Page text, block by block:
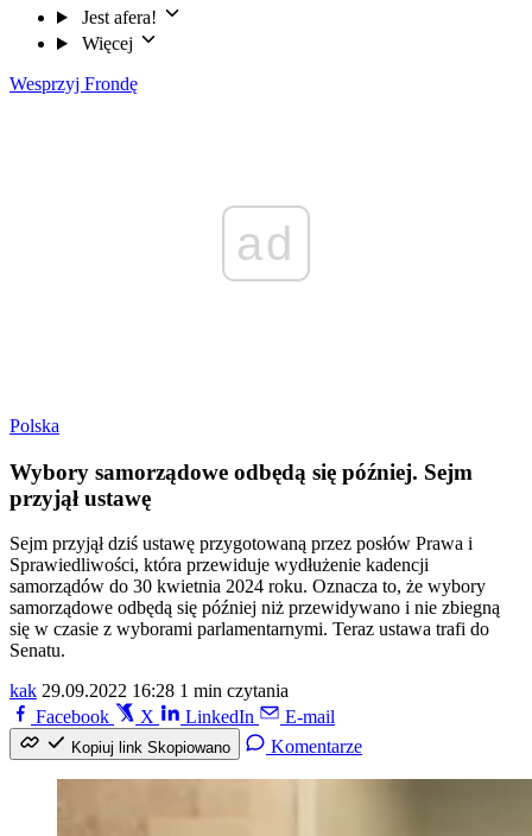
Jest afera!
Więcej
Wesprzyj Frondę
ad
Polska
Wybory samorządowe odbędą się później. Sejm
przyjął ustawę
Sejm przyjął dziś ustawę przygotowaną przez posłów Prawa i
Sprawiedliwości, która przewiduje wydłużenie kadencji
samorządów do 30 kwietnia 2024 roku. Oznacza to, że wybory
samorządowe odbędą się później niż przewidywano i nie zbiegną
się w czasie z wyborami parlamentarnymi. Teraz ustawa trafi do
Senatu.
kak 29.09.2022 16:28 1 min czytania
Facebook
X LinkedIn E-mail
Kopiuj link Skopiowano Komentarze